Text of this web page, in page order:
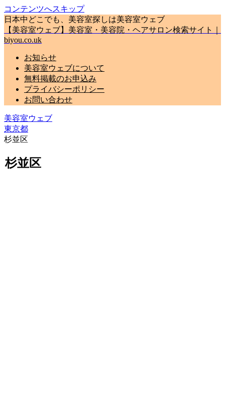
コンテンツへスキップ
日本中どこでも、美容室探しは美容室ウェブ
【美容室ウェブ】美容室・美容院・ヘアサロン検索サイト｜
biyou.co.uk
お知らせ
美容室ウェブについて
無料掲載のお申込み
プライバシーポリシー
お問い合わせ
美容室ウェブ
東京都
杉並区
杉並区